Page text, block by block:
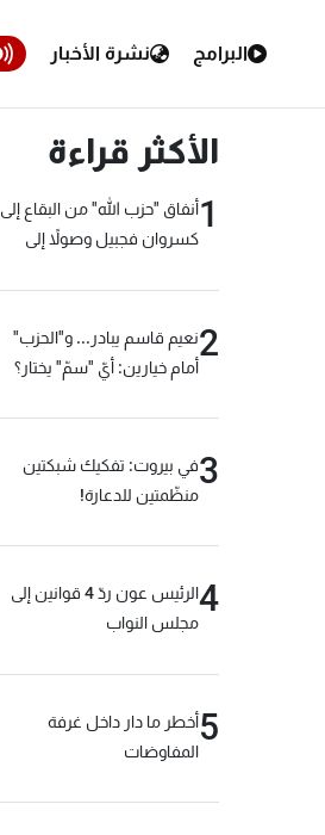
البرامج نشرة الأخبار
الأكثر قراءة
1أنفاق "حزب الله" من البقاع إلى
كسروان فجبيل وصولاً إلى
2نعيم قاسم يبادر... و"الحزب"
أمام خيارين: أيّ "سمّ" يختار؟
3في بيروت: تفكيك شبكتين
منظّمتين للدعارة!
4
الرئيس عون ردّ 4 قوانين إلى
مجلس النواب
5أخطر ما دار داخل غرفة
المفاوضات